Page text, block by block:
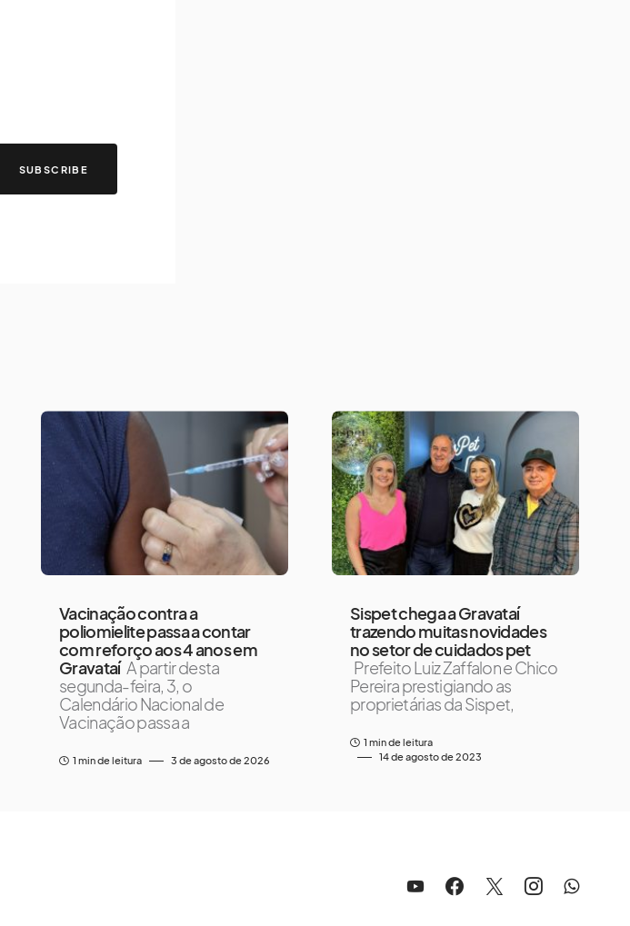
SUBSCRIBE
Vacinação contra a
poliomielite passa a contar
com reforço aos 4 anos em
Gravataí A partir desta
segunda-feira, 3, o
Calendário Nacional de
Vacinação passa a
1 min de leitura 3 de agosto de 2026
Sispet chega a Gravataí
trazendo muitas novidades
no setor de cuidados pet
Prefeito Luiz Zaffalon e Chico
Pereira prestigiando as
proprietárias da Sispet,
1 min de leitura
14 de agosto de 2023